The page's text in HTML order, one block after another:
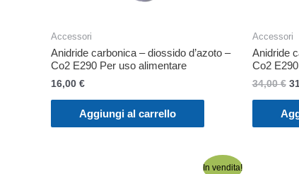
Accessori
Anidride carbonica – diossido d’azoto –
Co2 E290 Per uso alimentare
16,00 €
Aggiungi al carrello
Accessori
Anidride
Co2
34,00€ Il
In vendita!